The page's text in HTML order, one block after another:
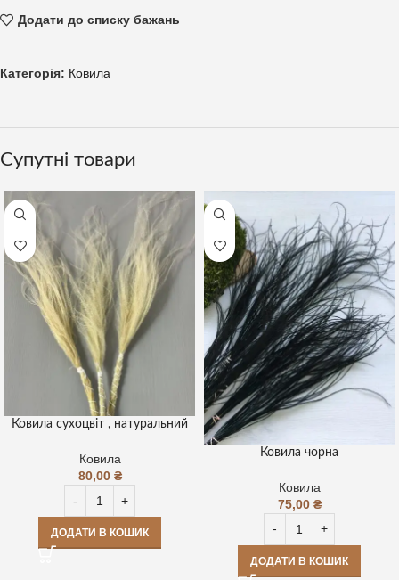
Додати до списку бажань
Категорія: Ковила
Супутні товари
Ковила сухоцвіт , натуральний
Ковила
80,00 ₴
ДОДАТИ В КОШИК
Ковила чорна
Ковила
75,00 ₴
ДОДАТИ В КОШИК